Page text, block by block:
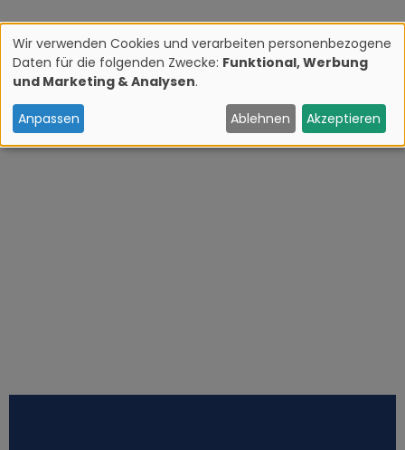
V
e
r
Wir verwenden Cookies und verarbeiten personenbezogene
Daten für die folgenden Zwecke: Funktional, Werbung
und Marketing & Analysen.
Anpassen Ablehnen Akzeptieren